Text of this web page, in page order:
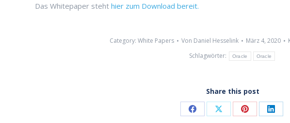
Das Whitepaper steht hier zum Download bereit.
Category: White Papers Von Daniel Hesselink März 4, 2020
Schlagwörter:
Oracle Oracle
Share this post
Share Share Share Share